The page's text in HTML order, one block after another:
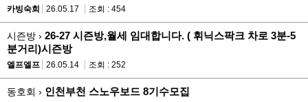
카빙숙희 26.05.17 조회 : 454
시즌방 › 26-27 시즌방,월세 임대합니다. ( 휘닉스팍크 차로 3분-5
분거리)시즌방
엘프엘프 26.05.14 조회 : 252
동호회 › 인천부천 스노우보드 8기수모집